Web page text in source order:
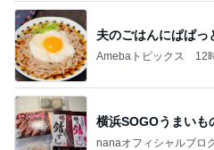
夫のごはんにぱぱっ
Amebaトピックス 12
横浜SOGOうまいも
nanaオフィシャルブロ